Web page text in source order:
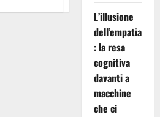
L’illusione
dell’empatia
: la resa
cognitiva
davanti a
macchine
che ci